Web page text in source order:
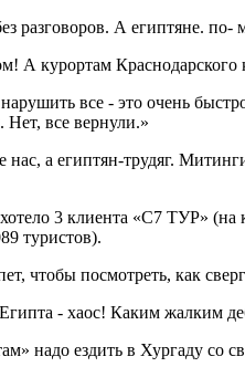
разговоров. А египтяне.
А курортам Краснодарского
все - это очень
Нет, все верну­ли.»
а египтян-трудяг.
3 клиента «С7 ТУР»
туристов).
чтобы посмотреть, как
- хаос! Каким жалким
надо ездить в Хургаду со